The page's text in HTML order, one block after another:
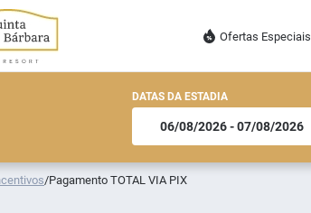
Ofertas Especiais
DATAS DA ESTADIA
/Pagamento TOTAL VIA PIX